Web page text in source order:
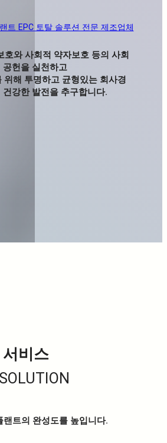
호와 사회적 약자보호 등의 사회
공헌을 실천하고
위해 투명하고 균형있는 회사경
건강한 발전을 추구합니다.
비스
트의 완성도를 높입니다.